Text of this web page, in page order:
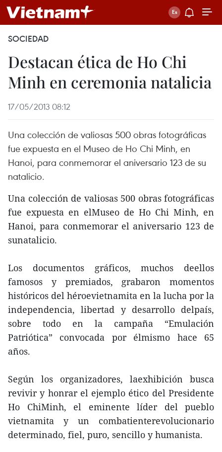
SOCIEDAD
Destacan ética de Ho Chi
Minh en ceremonia natalicia
17/05/2013 08:12
Una colección de valiosas 500 obras fotográficas
fue expuesta en el Museo de Ho Chi Minh, en
Hanoi, para conmemorar el aniversario 123 de su
natalicio.
Una colección de valiosas 500 obras fotográficas
fue expuesta en elMuseo de Ho Chi Minh, en
Hanoi, para conmemorar el aniversario 123 de
sunatalicio.
Los documentos gráficos, muchos deellos
famosos y premiados, grabaron momentos
históricos del héroevietnamita en la lucha por la
independencia, libertad y desarrollo delpaís,
sobre todo en la campaña “Emulación
Patriótica” convocada por élmismo hace 65
años.
Según los organizadores, laexhibición busca
revivir y honrar el ejemplo ético del Presidente
Ho ChiMinh, el eminente líder del pueblo
vietnamita y un combatienterevolucionario
determinado, fiel, puro, sencillo y humanista.